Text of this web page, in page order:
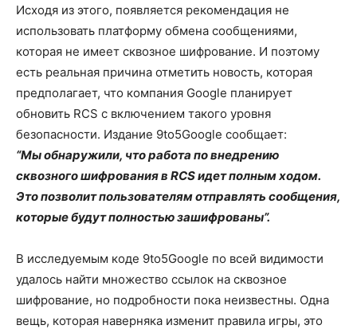
Исходя из этого, появляется рекомендация не
использовать платформу обмена сообщениями,
которая не имеет сквозное шифрование. И поэтому
есть реальная причина отметить новость, которая
предполагает, что компания Google планирует
обновить RCS с включением такого уровня
безопасности. Издание 9to5Google сообщает:
“Мы обнаружили, что работа по внедрению
сквозного шифрования в RCS идет полным ходом.
Это позволит пользователям отправлять сообщения,
которые будут полностью зашифрованы”.
В исследуемым коде 9to5Google по всей видимости
удалось найти множество ссылок на сквозное
шифрование, но подробности пока неизвестны. Одна
вещь, которая наверняка изменит правила игры, это